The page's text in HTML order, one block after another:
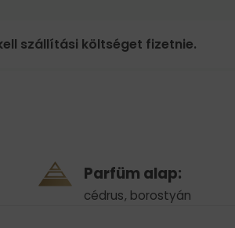
szállítási költséget fizetnie.
Parfüm alap:
cédrus, borostyán